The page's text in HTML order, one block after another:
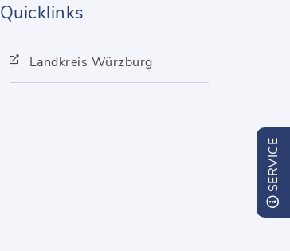
SERVICE
Quicklinks
Landkreis Würzburg